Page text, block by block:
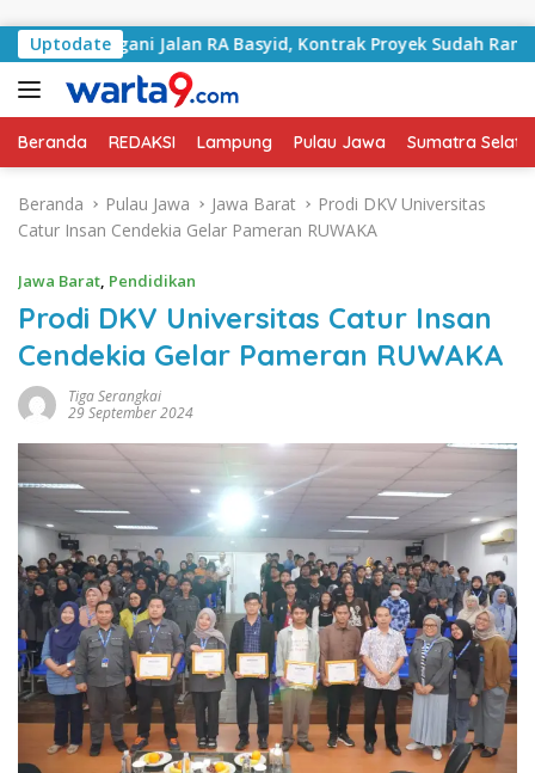
UptodateJalan RA Basyid, Kontrak Proyek Sudah Rampung
Beranda REDAKSI Lampung Pulau Jawa Sumatra
Beranda Pulau Jawa Jawa Barat
Prodi DKV Universitas
Catur Insan Cendekia Gelar Pameran RUWAKA
Jawa Barat, Pendidikan
Prodi DKV Universitas Catur Insan
Cendekia Gelar Pameran RUWAKA
Tiga Serangkai
29 September 2024